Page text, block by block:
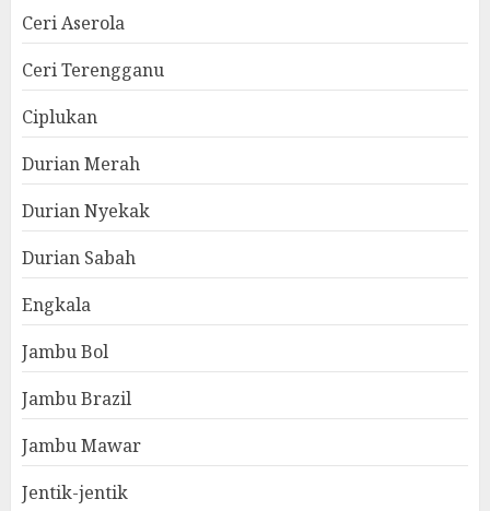
Ceri Aserola
Ceri Terengganu
Ciplukan
Durian Merah
Durian Nyekak
Durian Sabah
Engkala
Jambu Bol
Jambu Brazil
Jambu Mawar
Jentik-jentik